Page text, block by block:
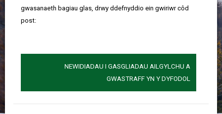
gwasanaeth bagiau glas, drwy ddefnyddio ein gwiriwr côd
post:
NEWIDIADAU I GASGLIADAU AILGYLCHU A
GWASTRAFF YN Y DYFODOL